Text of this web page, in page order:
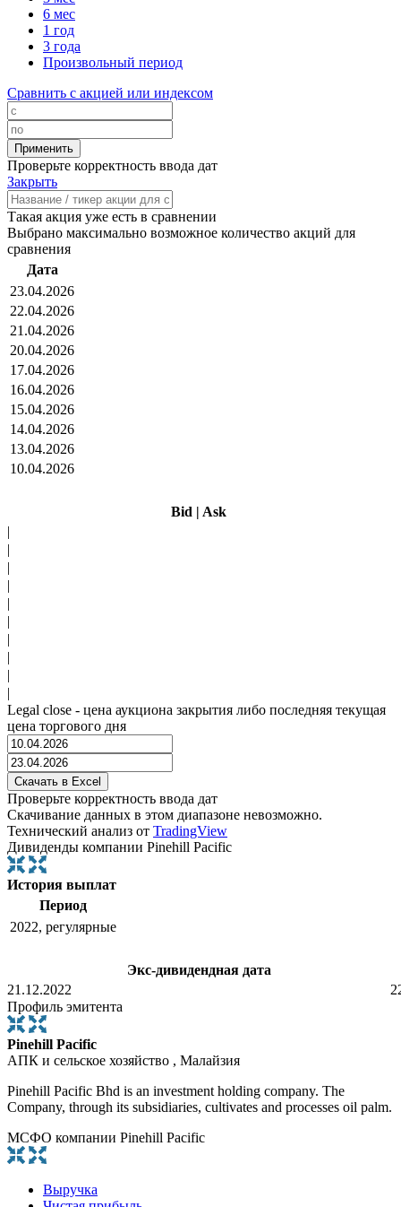
6 мес
1 год
3 года
Произвольный период
Сравнить с акцией или индексом
Проверьте корректность ввода дат
Закрыть
Такая акция уже есть в сравнении
Выбрано максимально возможное количество акций для
сравнения
Дата
23.04.2026
22.04.2026
21.04.2026
20.04.2026
17.04.2026
16.04.2026
15.04.2026
14.04.2026
13.04.2026
10.04.2026
Bid | Ask
|
|
|
|
|
|
|
|
|
|
Legal close - цена аукциона закрытия либо последняя текущая
цена торгового дня
Проверьте корректность ввода дат
Скачивание данных в этом диапазоне невозможно.
Технический анализ от TradingView
Дивиденды компании Pinehill Pacific
История выплат
Период
2022, регулярные
Экс-дивидендная дата
21.12.2022
Профиль эмитента
Pinehill Pacific
АПК и сельское хозяйство , Малайзия
Pinehill Pacific Bhd is an investment holding company. The
Company, through its subsidiaries, cultivates and processes oil palm.
МСФО компании Pinehill Pacific
Выручка